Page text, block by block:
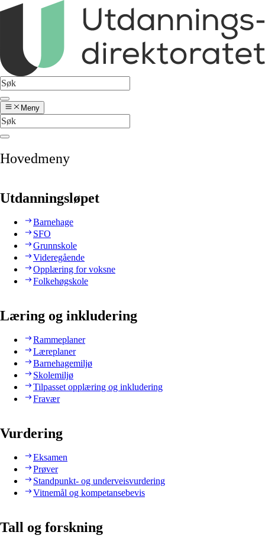
Meny
Hovedmeny
Utdanningsløpet
Barnehage
SFO
Grunnskole
Videregående
Opplæring for voksne
Folkehøgskole
Læring og inkludering
Rammeplaner
Læreplaner
Barnehagemiljø
Skolemiljø
Tilpasset opplæring og inkludering
Fravær
Vurdering
Eksamen
Prøver
Standpunkt- og underveisvurdering
Vitnemål og kompetansebevis
Tall og forskning